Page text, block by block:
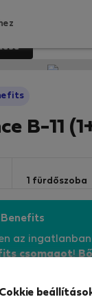
B-11
1 fürdőszoba
az ingatlanban
csomagot!
Cokkie